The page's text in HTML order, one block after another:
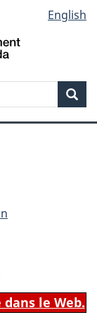
English
le Web.